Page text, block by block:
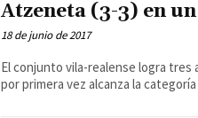
Atzeneta (3-3) en
18 de junio de 2017
El conjunto vila-realense logra
por primera vez alcanza la